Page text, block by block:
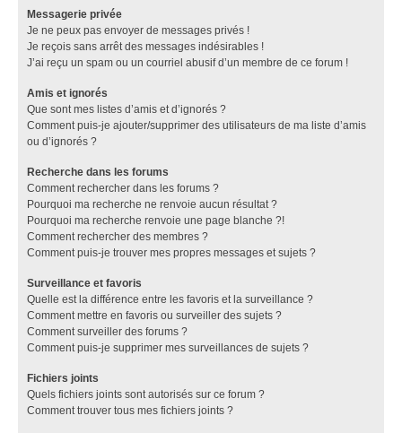
Messagerie privée
Je ne peux pas envoyer de messages privés !
Je reçois sans arrêt des messages indésirables !
J’ai reçu un spam ou un courriel abusif d’un membre de ce forum !
Amis et ignorés
Que sont mes listes d’amis et d’ignorés ?
Comment puis-je ajouter/supprimer des utilisateurs de ma liste d’amis
ou d’ignorés ?
Recherche dans les forums
Comment rechercher dans les forums ?
Pourquoi ma recherche ne renvoie aucun résultat ?
Pourquoi ma recherche renvoie une page blanche ?!
Comment rechercher des membres ?
Comment puis-je trouver mes propres messages et sujets ?
Surveillance et favoris
Quelle est la différence entre les favoris et la surveillance ?
Comment mettre en favoris ou surveiller des sujets ?
Comment surveiller des forums ?
Comment puis-je supprimer mes surveillances de sujets ?
Fichiers joints
Quels fichiers joints sont autorisés sur ce forum ?
Comment trouver tous mes fichiers joints ?